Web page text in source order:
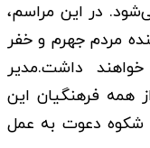
در این مراسم،
مردم جهرم و خفر
داشت.مدیر
همه فرهنگیان این
شکوه دعوت به عمل